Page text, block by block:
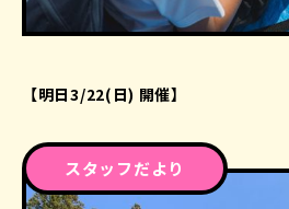
【明日3/22(日) 開催】
スタッフだより